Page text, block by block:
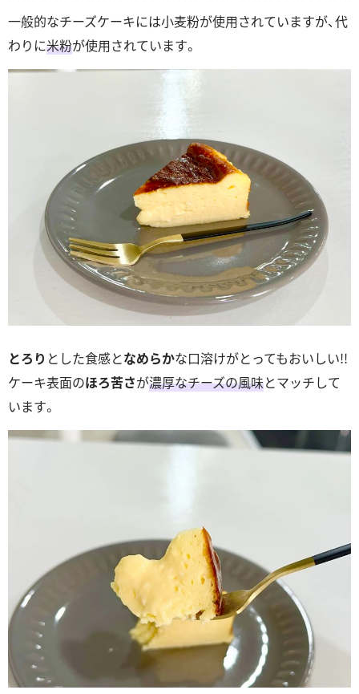
一般的なチーズケーキには小麦粉が使用されていますが、代
わりに米粉が使用されています。
とろり とした食感となめらかな口溶けがとってもおいしい!!
ケーキ表面のほろ苦さが濃厚なチーズの風味とマッチして
います。